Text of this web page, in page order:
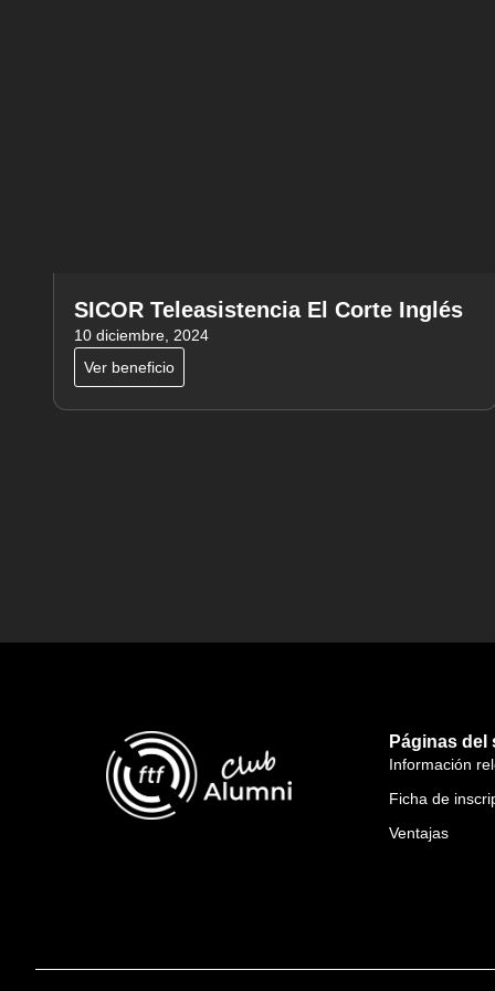
SICOR Teleasistencia El Corte Inglés
10 diciembre, 2024
Ver beneficio
Páginas del
Información
Ficha de
Ventajas